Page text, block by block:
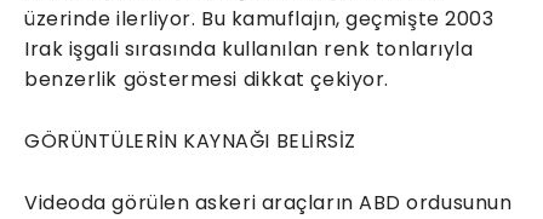
üzerinde ilerliyor. Bu kamuflajın, geçmişte 2003
Irak işgali sırasında kullanılan renk tonlarıyla
benzerlik göstermesi dikkat çekiyor.
GÖRÜNTÜLERİN KAYNAĞI BELİRSİZ
Videoda görülen askeri araçların ABD ordusunun